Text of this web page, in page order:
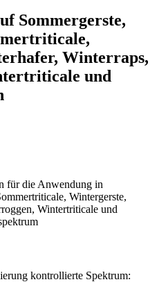
Sommergerste,
Winterraps,
und
für die Anwendung in
Wintergerste,
Wintertriticale und
kontrollierte Spektrum: